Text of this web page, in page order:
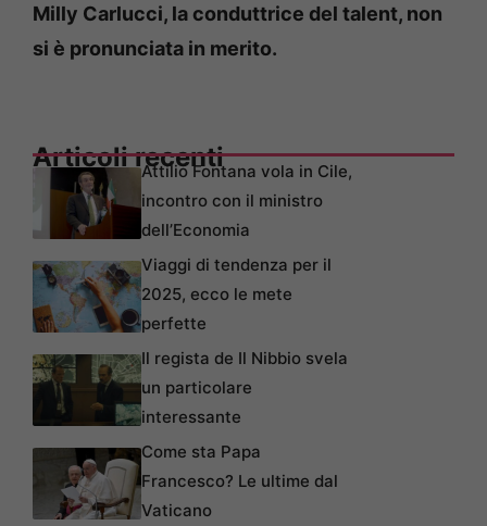
Milly Carlucci, la conduttrice del talent, non
si è pronunciata in merito.
Articoli recentiAttilio Fontana vola in Cile,
incontro con il ministro
dell’Economia
Viaggi di tendenza per il
2025, ecco le mete
perfette
Il regista de Il Nibbio svela
un particolare
interessante
Come sta Papa
Francesco? Le ultime dal
Vaticano